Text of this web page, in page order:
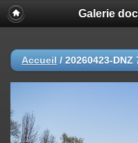
Galerie
Accueil / 20260423-DNZ